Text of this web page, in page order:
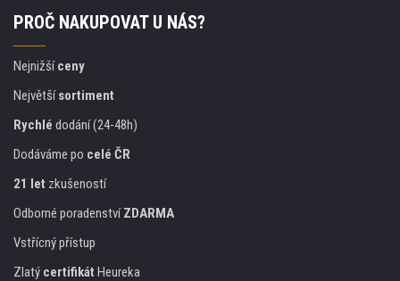
PROČ NAKUPOVAT U NÁS?
Nejnižšíceny
Největšísortiment
Rychlé dodání (24-48h)
Dodáváme po celé ČR
21 let zkušeností
Odborné poradenstvíZDARMA
Vstřícný přístup
Zlatý certifikát Heureka